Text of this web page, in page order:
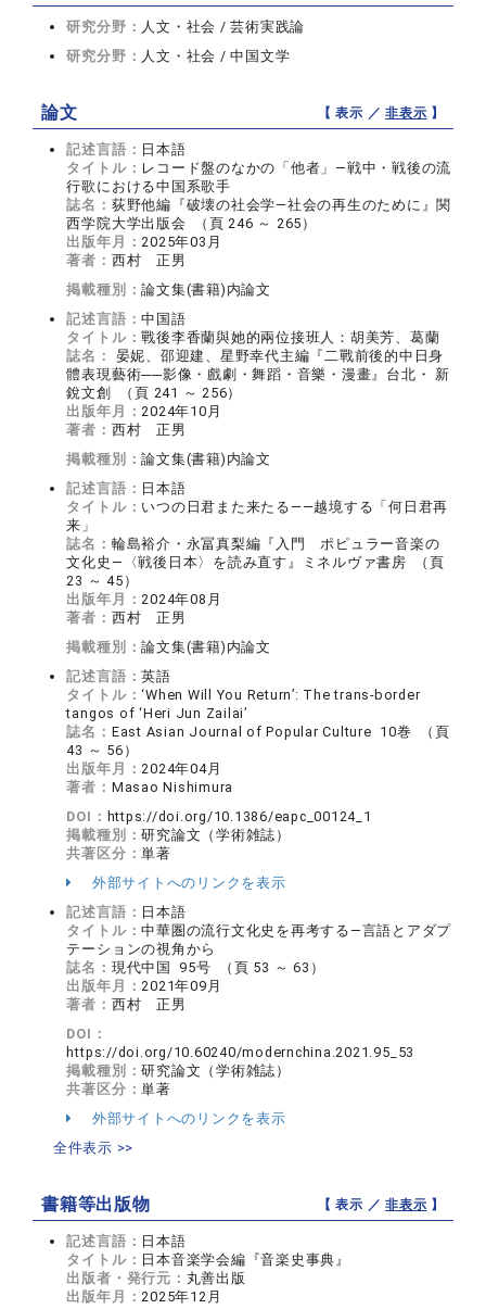
研究分野： 人文・社会 / 芸術実践論
研究分野： 人文・社会 / 中国文学
論文 【 表示 ／非表示 】
記述言語： 日本語
タイトル： レコード盤のなかの「他者」―戦中・戦後の流
行歌における中国系歌手
誌名： 荻野他編『破壊の社会学―社会の再生のために』関
西学院大学出版会 （頁 246 ～ 265）
出版年月：2025年03月
著者： 西村 正男
掲載種別：論文集(書籍)内論文
記述言語：中国語
タイトル：戰後李香蘭與她的兩位接班人：胡美芳、葛蘭
誌名：
晏妮、邵迎建、星野幸代主編『二戰前後的中日身
體表現藝術──影像・戲劇・舞蹈・音樂・漫畫』台北・ 新
銳文創 （頁 241 ～ 256）
出版年月：2024年10月
著者： 西村 正男
掲載種別：論文集(書籍)内論文
記述言語： 日本語
タイトル： いつの日君また来たる――越境する「何日君再
来」
誌名： 輪島裕介・永冨真梨編『入門 ポピュラー音楽の
文化史―〈戦後日本〉を読み直す』ミネルヴァ書房 （頁
23 ～ 45）
出版年月：2024年08月
著者： 西村 正男
掲載種別：論文集(書籍)内論文
記述言語：英語
タイトル：‘When Will You Return’: The trans-border
tangos of ‘Heri Jun Zailai’
誌名： East Asian Journal of Popular Culture 10巻 （頁
43 ～ 56）
出版年月：2024年04月
著者： Masao Nishimura
DOI： https://doi.org/10.1386/eapc_00124_1
掲載種別：研究論文（学術雑誌）
共著区分：単著
外部サイトへのリンクを表示
記述言語： 日本語
タイトル：中華圏の流行文化史を再考する―言語とアダプ
テーションの視角から
誌名： 現代中国 95号 （頁 53 ～ 63）
出版年月：2021年09月
著者： 西村 正男
DOI：
https://doi.org/10.60240/modernchina.2021.95_53
掲載種別：研究論文（学術雑誌）
共著区分：単著
外部サイトへのリンクを表示
全件表示 >>
書籍等出版物 【 表示 ／非表示 】
記述言語： 日本語
タイトル： 日本音楽学会編『音楽史事典』
出版者・発行元： 丸善出版
出版年月：2025年12月